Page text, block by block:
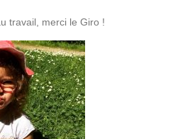
travail, merci le Giro !